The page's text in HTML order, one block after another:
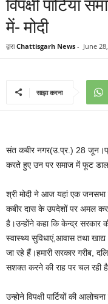
में- मोदी
द्वारा Chattisgarh News - June
साझा करना
संत कबीर नगर(उ.प्र.) 28
करते हुए उन पर समाज में फूट
श्री मोदी ने आज यहां एक
कबीर दास के उपदेशों पर अमल
है।उन्‍होंने कहा कि केन्‍द्र सरकार
स्‍वास्‍थ्‍य सुविधाएं,आवास तथा
जा रहे हैं।हमारी सरकार गरीब,
सशक्‍त करने की राह पर चल रही
उन्होने विपक्षी पार्टियों की